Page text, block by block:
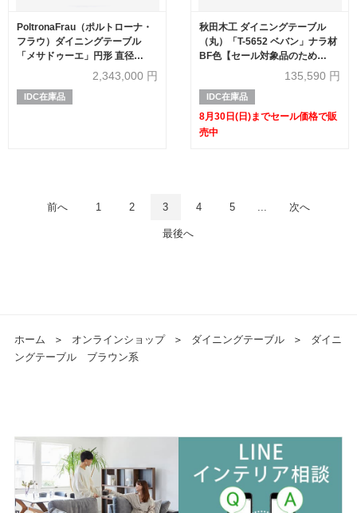
PoltronaFrau（ポルトローナ・
フラウ）ダイニングテーブル
「メサドゥーエ」円形 直径
150cm アッシュ材2,343,000 円
IDC在庫品
秋田木工 ダイニングテーブル
（丸）「T-5652 ベバン」ナラ材
BF色【セール対象品のため
135,590 円
IDC在庫品
8月30日(日)までセール価格で販
売中
前へ 1 2 3 4 5 次へ
最後へ
ホーム ＞ オンラインショップ ＞ ダイニングテーブル ＞
ダイニ
ングテーブル ブラウン系